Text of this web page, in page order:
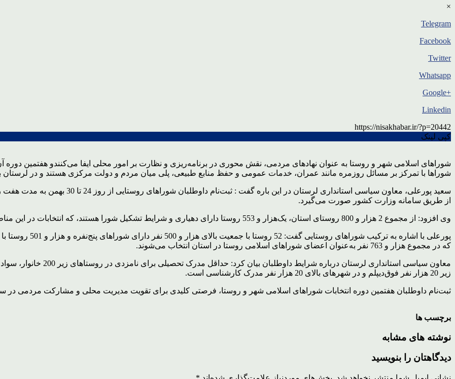
×
Telegram
Facebook
Twitter
Whatsapp
+Google
Linkedin
https://nisakhabar.ir/?p=20442
کپی لینک
شوراهای اسلامی شهر و روستا به عنوان نهادهای مردمی، نقش محوری در برنامه‌ریزی و نظارت بر امور محلی ایفا می‌کنندو هفتمین دوره
شوراها با تمرکز بر مسائل روزمره مانند عمران، خدمات عمومی و حفظ منابع طبیعی، پلی میان مردم و دولت مرکزی هستند و در لرستان
سعید پورعلی، معاون سیاسی استانداری
از طریق سامانه وزارت کشور صورت می‌گیرد.
وی افزود: از مجموع 2 هزار و 800 روستای استان، یک‌هزار و 553 روستا دارای دهیاری و شرایط تشکیل شورا هستند، که انتخابات در این مناطق برگزار می‌شود.
که در مجموع هزار و 763 نفر به‌عنوان اعضای شوراهای اسلامی روستا در استان انتخاب می‌شوند.
زیر 20 هزار نفر فوق‌دیپلم و در شهرهای بالای 20 هزار نفر مدرک کارشناسی است.
ثبت‌نام داوطلبان هفتمین دوره انتخابات شوراهای اسلامی شهر و روستا، فرصتی کلیدی برای تقویت مدیریت محلی و مشارکت مردمی
برچسب ها
نوشته های مشابه
دیدگاهتان را بنویسید